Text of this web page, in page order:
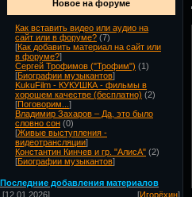
Новое на форуме
Как вставить видео или аудио на
сайт или в форуме? (7)
[Как добавить материал на сайт или
в форуме?]
Сергей Трофимов ("Трофим") (1)
[Биографии музыкантов]
KukuFilm - КУКУШКА - фильмы в
хорошем качестве (бесплатно) (2)
[Поговорим... ]
Владимир Захаров – Да, это было
словно сон (0)
[Живые выступления -
видеотрансляции]
Константин Кинчев и гр. "АлисА" (2)
[Биографии музыкантов]
Последние добавления материалов
[12.01.2026]
[Игорёхин]